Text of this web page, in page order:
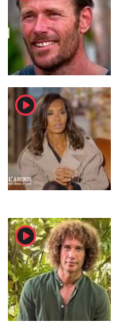
player2
player2